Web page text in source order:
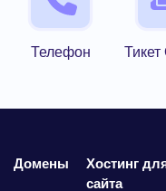
Телефон
Домены
Хостинг
сайта